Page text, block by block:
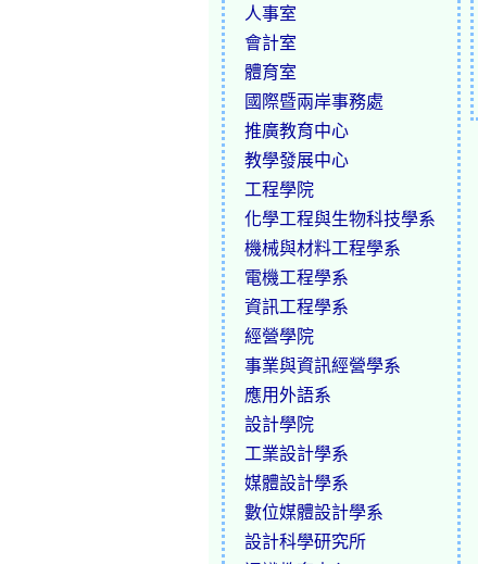
人事室
會計室
體育室
國際暨兩岸事務處
推廣教育中心
教學發展中心
工程學院
化學工程與生物科技學系
機械與材料工程學系
電機工程學系
資訊工程學系
經營學院
事業與資訊經營學系
應用外語系
設計學院
工業設計學系
媒體設計學系
數位媒體設計學系
設計科學研究所